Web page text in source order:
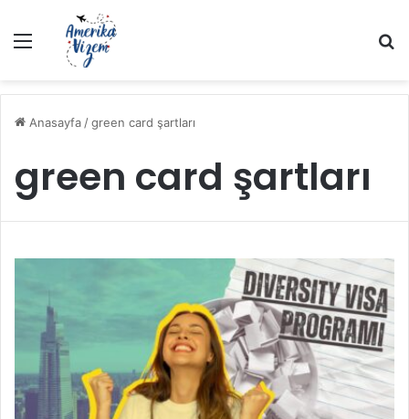
Menü
Anasayfa /green card şartları
green card şartları